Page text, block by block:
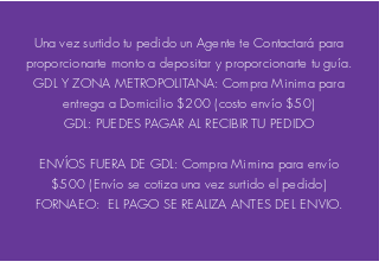
Una vez surtido tu pedido un Agente te Contactará para
proporcionarte monto a depositar y proporcionarte tu guía.
GDL Y ZONA METROPOLITANA: Compra Minima para
entrega a Domicilio $200 (costo envío $50)
GDL: PUEDES PAGAR AL RECIBIR TU PEDIDO
ENVÍOS FUERA DE GDL: Compra Mimina para envío
$500 (Envío se cotiza una vez surtido el pedido)
FORNAEO: EL PAGO SE REALIZA ANTES DEL ENVIO.